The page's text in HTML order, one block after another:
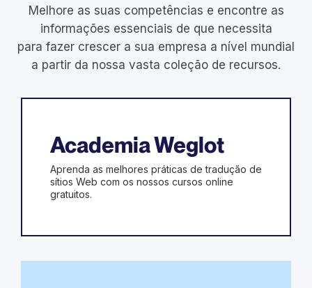
Melhore as suas competências e encontre as
informações essenciais de que necessita
para fazer crescer a sua empresa a nível mundial
a partir da nossa vasta coleção de recursos.
Academia Weglot
Aprenda as melhores práticas de tradução de
sítios Web com os nossos cursos online
gratuitos.